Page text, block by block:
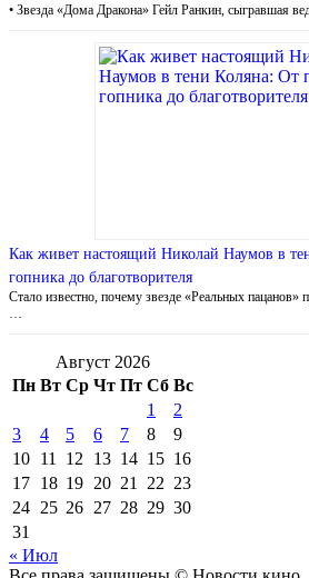
• Звезда «Дома Дракона» Гейл Ранкин, сыгравшая
Как живет настоящий Николай Наумов в
гопника до благотворителя
Стало известно, почему звезде «Реальных пацанов»
Август 2026
Пн Вт Ср Чт Пт Сб Вс
1
2
3
4 5 6 7 8
9
10 11 12 13 14 15 16
17 18 19 20 21 22 23
24 25 26 27 28 29 30
31
« Июл